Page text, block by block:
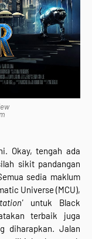
Okay, tengah ada
sikit pandangan
sedia maklum
Universe (MCU),
untuk Black
terbaik juga
diharapkan. Jalan